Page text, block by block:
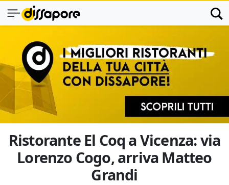
Ristorante El Coq a Vicenza: via
Lorenzo Cogo, arriva Matteo
Grandi